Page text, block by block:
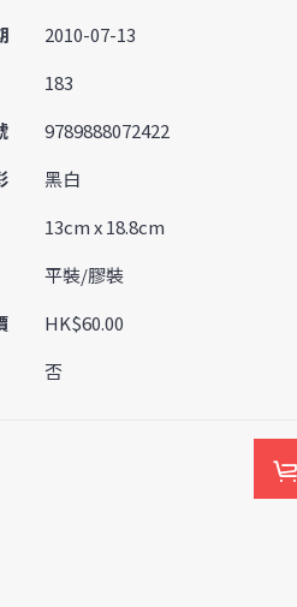
2010-07-13
183
9789888072422
黑白
13cm x 18.8cm
平裝/膠裝
HK$60.00
否